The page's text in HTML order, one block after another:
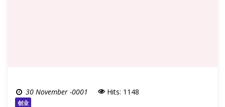
30 November -0001 Hits: 1148
创业